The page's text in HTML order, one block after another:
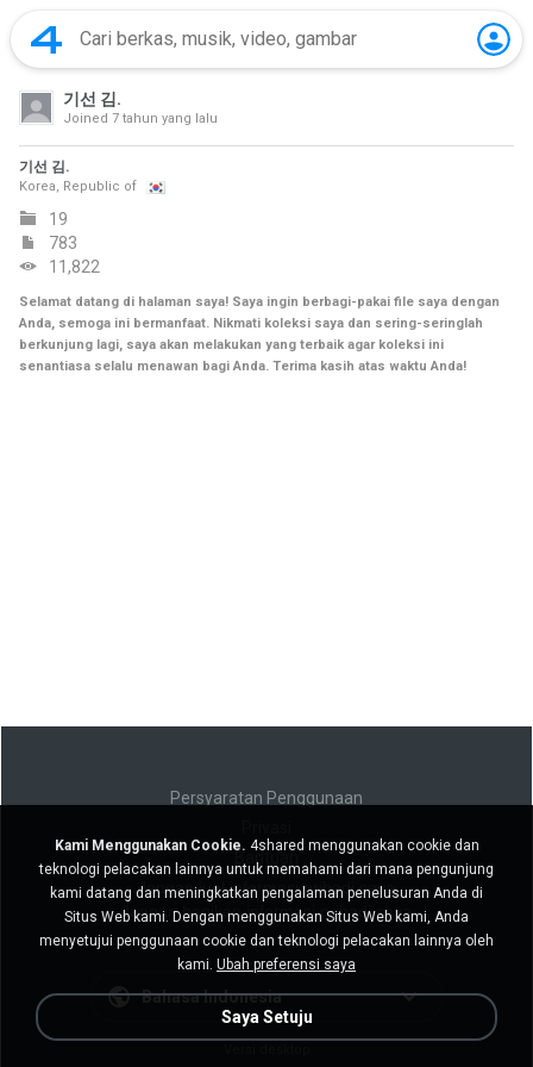
기선 김.
Joined 7 tahun yang lalu
기선 김.
Korea, Republic of
19
783
11,822
Selamat datang di halaman saya! Saya ingin berbagi-pakai file saya dengan
Anda, semoga ini bermanfaat. Nikmati koleksi saya dan sering-seringlah
berkunjung lagi, saya akan melakukan yang terbaik agar koleksi ini
senantiasa selalu menawan bagi Anda. Terima kasih atas waktu Anda!
Persyaratan Penggunaan
Jangan jual informasi pribadi saya
Jangan bagikan informasi pribadi saya
Bahasa Indonesia
Kami Menggunakan Cookie. 4shared menggunakan cookie dan
teknologi pelacakan lainnya untuk memahami dari mana pengunjung
kami datang dan meningkatkan pengalaman penelusuran Anda di
Situs Web kami. Dengan menggunakan Situs Web kami, Anda
menyetujui penggunaan cookie dan teknologi pelacakan lainnya oleh
kami. Ubah preferensi saya
Saya Setuju